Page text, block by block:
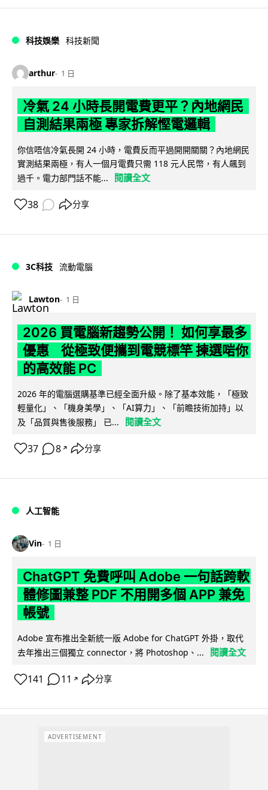
科技娛樂 科技新聞
arthur 1 日
冷氣 24 小時長開電費更平？內地網民
自測結果兩極 專家拆解慳電邏輯
你信唔信冷氣長開 24 小時，電費反而平過開開關關？內地網民
實測結果兩極，有人一個月電費只需 118 元人民幣，有人飆到
過千。電力部門話不能...
閱讀全文
38 分享
3C科技 流動電腦
Lawton 1 日
2026 買電腦新趨勢公開！ 如何享最多
優惠 從極致便攜到電競標竿 揀選啱你
的高效能 PC
2026 年的電腦選購基準已經全面升級。除了基本效能，「極致
輕量化」、「機身美學」、「AI算力」、「前瞻技術加持」以
及「品質與售後服務」 已...
閱讀全文
37 8 ↗ 分享
人工智能
Vin 1 日
ChatGPT 免費呼叫 Adobe 一句話跨軟
體修圖兼整 PDF 不用開多個 APP 兼免
帳號
Adobe 宣布推出全新統一版 Adobe for ChatGPT 外掛，取代
去年推出三個獨立 connector，將 Photoshop、...
閱讀全文
141 11 ↗ 分享
ADVERTISEMENT